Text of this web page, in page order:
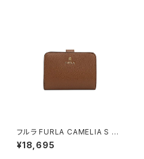
フルラ FURLA CAMELIA S C
OMPACT WALLETS 二つ折り
財布 wp00315-are000-03b
¥18,695